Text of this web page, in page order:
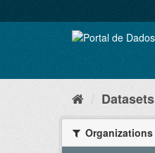
to
Datasets
Organizations